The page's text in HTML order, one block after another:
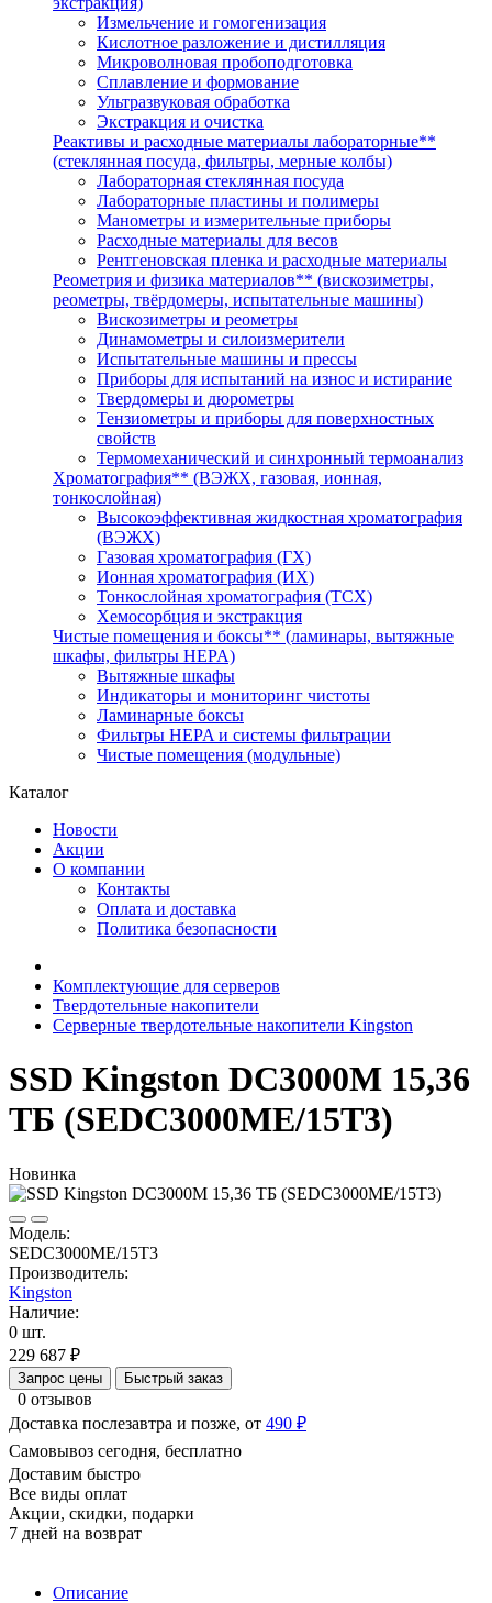
Измельчение и гомогенизация
Кислотное разложение и дистилляция
Микроволновая пробоподготовка
Сплавление и формование
Ультразвуковая обработка
Экстракция и очистка
Реактивы и расходные материалы лабораторные**
(стеклянная посуда, фильтры, мерные колбы)
Лабораторная стеклянная посуда
Лабораторные пластины и полимеры
Манометры и измерительные приборы
Расходные материалы для весов
Рентгеновская пленка и расходные материалы
Реометрия и физика материалов** (вискозиметры,
реометры, твёрдомеры, испытательные машины)
Вискозиметры и реометры
Динамометры и силоизмерители
Испытательные машины и прессы
Приборы для испытаний на износ и истирание
Твердомеры и дюрометры
Тензиометры и приборы для поверхностных
свойств
Термомеханический и синхронный термоанализ
Хроматография** (ВЭЖХ, газовая, ионная,
тонкослойная)
Высокоэффективная жидкостная хроматография
(ВЭЖХ)
Газовая хроматография (ГХ)
Ионная хроматография (ИХ)
Тонкослойная хроматография (ТСХ)
Хемосорбция и экстракция
Чистые помещения и боксы** (ламинары, вытяжные
шкафы, фильтры HEPA)
Вытяжные шкафы
Индикаторы и мониторинг чистоты
Ламинарные боксы
Фильтры HEPA и системы фильтрации
Чистые помещения (модульные)
Каталог
Новости
Акции
О компании
Контакты
Оплата и доставка
Политика безопасности
Комплектующие для серверов
Твердотельные накопители
Cерверные твердотельные накопители Kingston
SSD Kingston DC3000M 15,36
ТБ (SEDC3000ME/15T3)
Новинка
Модель:
SEDC3000ME/15T3
Производитель:
Kingston
Наличие:
0 шт.
229 687 ₽
Запрос цены Быстрый заказ
0 отзывов
Доставка послезавтра и позже, от 490 ₽
Самовывоз сегодня, бесплатно
Доставим быстро
Все виды оплат
Акции, скидки, подарки
7 дней на возврат
Описание